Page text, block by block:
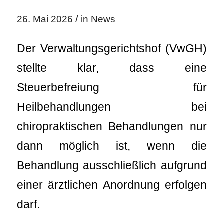
26. Mai 2026 / in News
Der Verwaltungsgerichtshof (VwGH)
stellte klar, dass eine
Steuerbefreiung für
Heilbehandlungen bei
chiropraktischen Behandlungen nur
dann möglich ist, wenn die
Behandlung ausschließlich aufgrund
einer ärztlichen Anordnung erfolgen
darf.